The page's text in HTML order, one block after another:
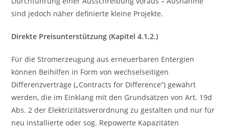
sind jedoch näher definierte kleine Projekte.
Direkte Preisunterstützung (Kapitel 4.1.2.)
Für die Stromerzeugung aus erneuerbaren Entergien
können Beihilfen in Form von wechselseitigen
Differenzverträge („Contracts for Difference“) gewährt
werden, die im Einklang mit den Grundsätzen von Art. 19d
Abs. 2 der Elektrizitätsverordnung zu gestalten und nur für
neu installierte oder sog. Repowerte Kapazitäten